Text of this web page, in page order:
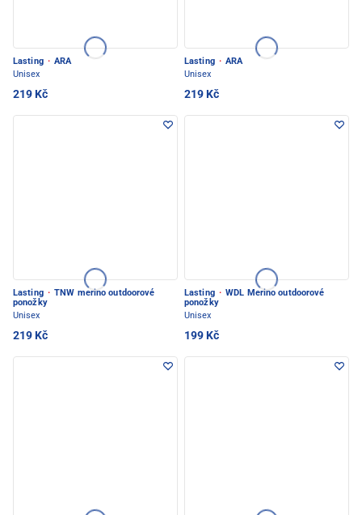
Lasting · ARA
Unisex
219 Kč
Lasting · ARA
Unisex
219 Kč
Lasting · TNW merino outdoorové
ponožky
Unisex
219 Kč
Lasting · WDL Merino outdoorové
ponožky
Unisex
199 Kč